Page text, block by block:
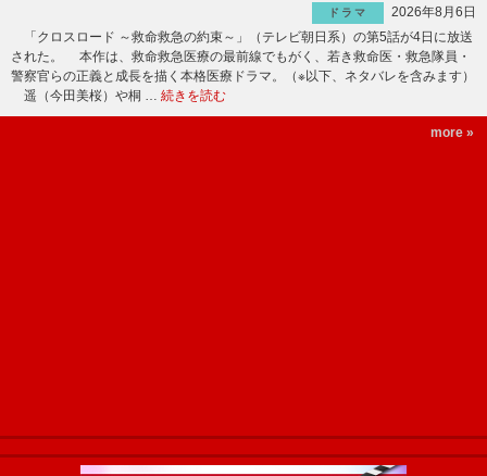
ドラマ
2026年8月6日
「クロスロード ～救命救急の約束～」（テレビ朝日系）の第5話が4日に放送
された。 本作は、救命救急医療の最前線でもがく、若き救命医・救急隊員・
警察官らの正義と成長を描く本格医療ドラマ。（※以下、ネタバレを含みます）
遥（今田美桜）や桐 … 続きを読む
more »